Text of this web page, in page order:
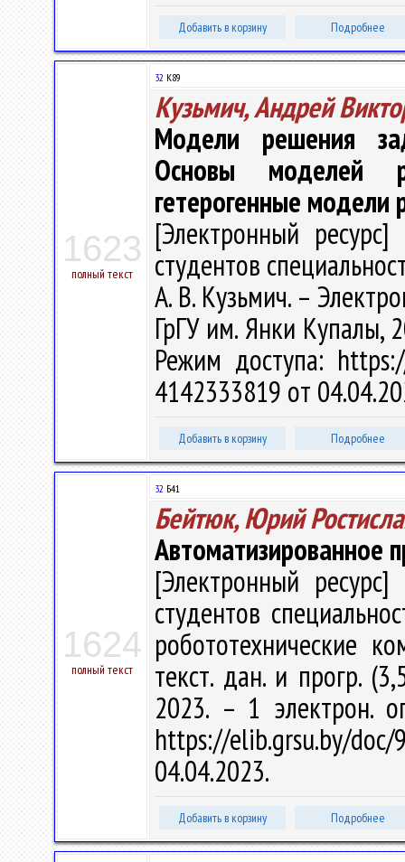
Добавить в корзину Подробнее
1623
полный текст
32 К89
Кузьмич, Андрей
Модели решения
Основы моделей
гетерогенные модели
[Электронный
студентов
А. В. Кузьмич. –
ГрГУ им. Янки Купалы,
Режим доступа:
4142333819 от
Добавить в корзину Подробнее
1624
полный текст
32 Б41
Бейтюк, Юрий
Автоматизированное
[Электронный
студентов
робототехнические
текст. дан. и прогр.
2023. – 1 электрон.
https://elib.grsu.by/
04.04.2023.
Добавить в корзину Подробнее